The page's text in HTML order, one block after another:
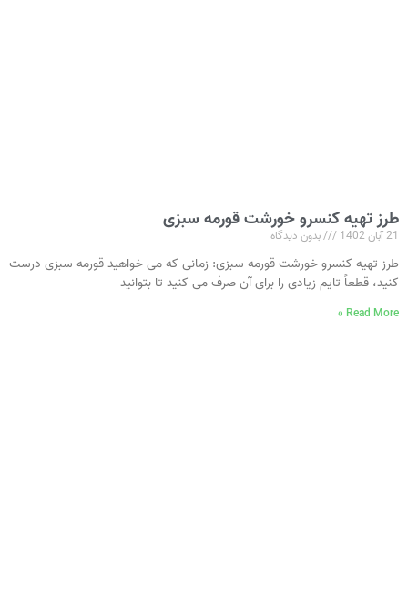
طرز تهیه کنسرو خورشت قورمه سبزی
21 آبان 1402 بدون دیدگاه
طرز تهیه کنسرو خورشت قورمه سبزی: زمانی که می‌ خواهید قورمه سبزی درست
کنید، قطعاً تایم زیادی را برای آن صرف می‌ کنید تا بتوانید
Read More »